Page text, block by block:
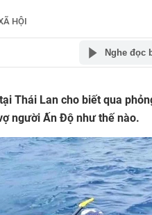
HỘI
Nghe đọc
Thái Lan cho biết qua
người Ấn Độ như thế nào.